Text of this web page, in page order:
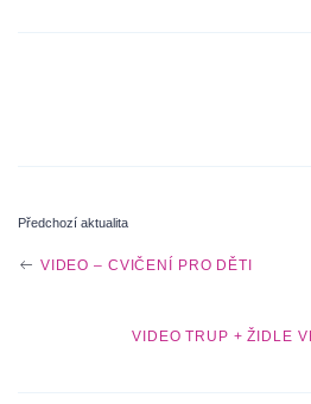
Předchozí aktualita
VIDEO – CVIČENÍ PRO DĚTI
VIDEO TRUP + ŽIDLE